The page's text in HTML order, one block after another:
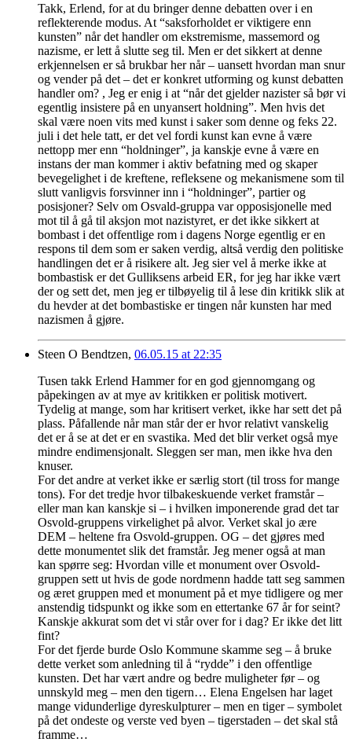
Takk, Erlend, for at du bringer denne debatten over i en
reflekterende modus. At “saksforholdet er viktigere enn
kunsten” når det handler om ekstremisme, massemord og
nazisme, er lett å slutte seg til. Men er det sikkert at denne
erkjennelsen er så brukbar her når – uansett hvordan man snur
og vender på det – det er konkret utforming og kunst debatten
handler om? , Jeg er enig i at “når det gjelder nazister så bør vi
egentlig insistere på en unyansert holdning”. Men hvis det
skal være noen vits med kunst i saker som denne og feks 22.
juli i det hele tatt, er det vel fordi kunst kan evne å være
nettopp mer enn “holdninger”, ja kanskje evne å være en
instans der man kommer i aktiv befatning med og skaper
bevegelighet i de kreftene, refleksene og mekanismene som til
slutt vanligvis forsvinner inn i “holdninger”, partier og
posisjoner? Selv om Osvald-gruppa var opposisjonelle med
mot til å gå til aksjon mot nazistyret, er det ikke sikkert at
bombast i det offentlige rom i dagens Norge egentlig er en
respons til dem som er saken verdig, altså verdig den politiske
handlingen det er å risikere alt. Jeg sier vel å merke ikke at
bombastisk er det Gulliksens arbeid ER, for jeg har ikke vært
der og sett det, men jeg er tilbøyelig til å lese din kritikk slik at
du hevder at det bombastiske er tingen når kunsten har med
nazismen å gjøre.
Steen O Bendtzen, 06.05.15 at 22:35
Tusen takk Erlend Hammer for en god gjennomgang og
påpekingen av at mye av kritikken er politisk motivert.
Tydelig at mange, som har kritisert verket, ikke har sett det på
plass. Påfallende når man står der er hvor relativt vanskelig
det er å se at det er en svastika. Med det blir verket også mye
mindre endimensjonalt. Sleggen ser man, men ikke hva den
knuser.
For det andre at verket ikke er særlig stort (til tross for mange
tons). For det tredje hvor tilbakeskuende verket framstår –
eller man kan kanskje si – i hvilken imponerende grad det tar
Osvold-gruppens virkelighet på alvor. Verket skal jo ære
DEM – heltene fra Osvold-gruppen. OG – det gjøres med
dette monumentet slik det framstår. Jeg mener også at man
kan spørre seg: Hvordan ville et monument over Osvold-
gruppen sett ut hvis de gode nordmenn hadde tatt seg sammen
og æret gruppen med et monument på et mye tidligere og mer
anstendig tidspunkt og ikke som en ettertanke 67 år for seint?
Kanskje akkurat som det vi står over for i dag? Er ikke det litt
fint?
For det fjerde burde Oslo Kommune skamme seg – å bruke
dette verket som anledning til å “rydde” i den offentlige
kunsten. Det har vært andre og bedre muligheter før – og
unnskyld meg – men den tigern… Elena Engelsen har laget
mange vidunderlige dyreskulpturer – men en tiger – symbolet
på det ondeste og verste ved byen – tigerstaden – det skal stå
framme…